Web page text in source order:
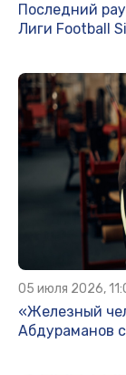
Последний
Лиги Football
05 июля 2026,
«Железный
Абдураманов